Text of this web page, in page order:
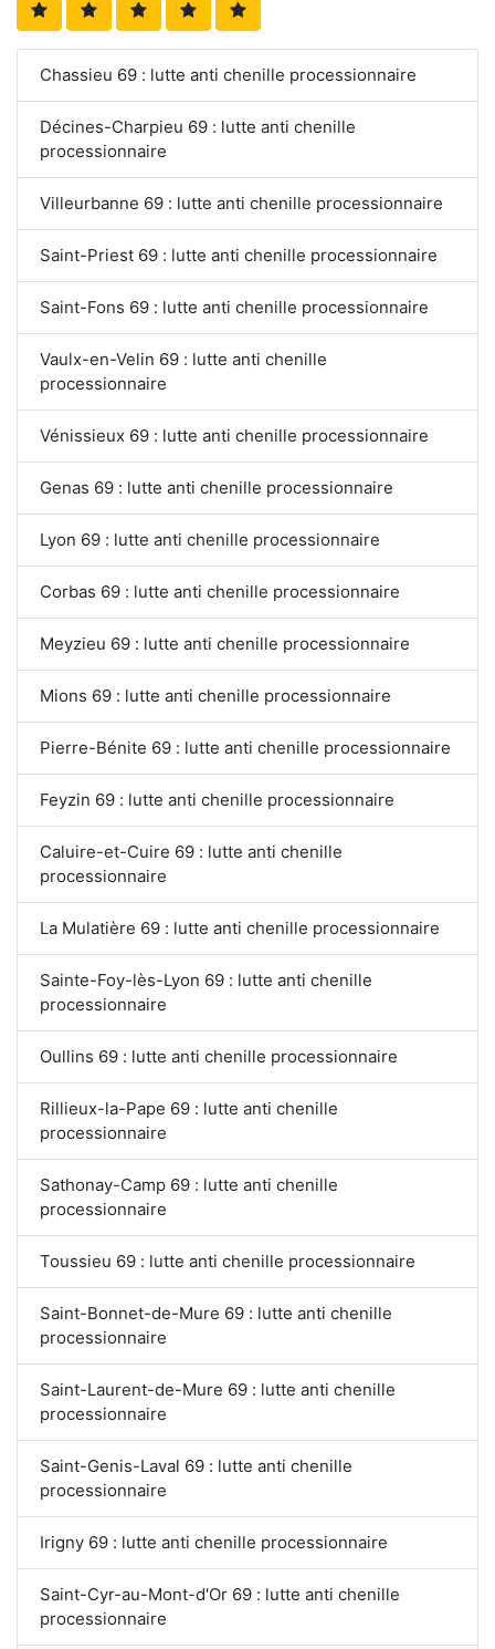
Chassieu 69 : lutte anti chenille processionnaire
Décines-Charpieu 69 : lutte anti chenille
processionnaire
Villeurbanne 69 : lutte anti chenille processionnaire
Saint-Priest 69 : lutte anti chenille processionnaire
Saint-Fons 69 : lutte anti chenille processionnaire
Vaulx-en-Velin 69 : lutte anti chenille
processionnaire
Vénissieux 69 : lutte anti chenille processionnaire
Genas 69 : lutte anti chenille processionnaire
Lyon 69 : lutte anti chenille processionnaire
Corbas 69 : lutte anti chenille processionnaire
Meyzieu 69 : lutte anti chenille processionnaire
Mions 69 : lutte anti chenille processionnaire
Pierre-Bénite 69 : lutte anti chenille processionnaire
Feyzin 69 : lutte anti chenille processionnaire
Caluire-et-Cuire 69 : lutte anti chenille
processionnaire
La Mulatière 69 : lutte anti chenille processionnaire
Sainte-Foy-lès-Lyon 69 : lutte anti chenille
processionnaire
Oullins 69 : lutte anti chenille processionnaire
Rillieux-la-Pape 69 : lutte anti chenille
processionnaire
Sathonay-Camp 69 : lutte anti chenille
processionnaire
Toussieu 69 : lutte anti chenille processionnaire
Saint-Bonnet-de-Mure 69 : lutte anti chenille
processionnaire
Saint-Laurent-de-Mure 69 : lutte anti chenille
processionnaire
Saint-Genis-Laval 69 : lutte anti chenille
processionnaire
Irigny 69 : lutte anti chenille processionnaire
Saint-Cyr-au-Mont-d'Or 69 : lutte anti chenille
processionnaire